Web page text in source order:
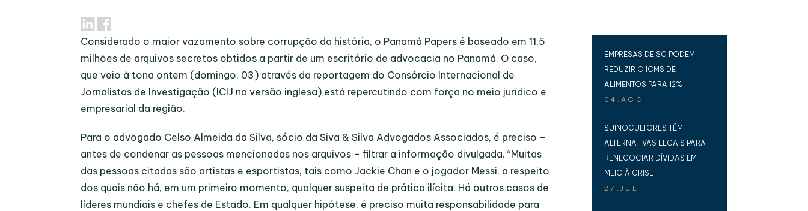
Considerado o maior vazamento sobre corrupção da história, o Panamá Papers é baseado em 11,5
milhões de arquivos secretos obtidos a partir de um escritório de advocacia no Panamá. O caso,
que veio à tona ontem (domingo, 03) através da reportagem do Consórcio Internacional de
Jornalistas de Investigação (ICIJ na versão inglesa) está repercutindo com força no meio jurídico e
empresarial da região.
Para o advogado Celso Almeida da Silva, sócio da Siva & Silva Advogados Associados, é preciso –
antes de condenar as pessoas mencionadas nos arquivos – filtrar a informação divulgada. “Muitas
das pessoas citadas são artistas e esportistas, tais como Jackie Chan e o jogador Messi, a respeito
dos quais não há, em um primeiro momento, qualquer suspeita de prática ilícita. Há outros casos de
líderes mundiais e chefes de Estado. Em qualquer hipótese, é preciso muita responsabilidade para
EMPRESAS DE SC PODEM
REDUZIR O ICMS DE
ALIMENTOS PARA 12%
04.AGO
SUINOCULTORES TÊM
ALTERNATIVAS LEGAIS PARA
RENEGOCIAR DÍVIDAS EM
MEIO À CRISE
27.JUL